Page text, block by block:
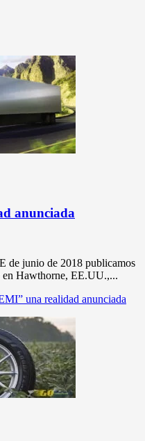
anunciada
de junio de 2018 publicamos
en Hawthorne, EE.UU.,...
una realidad anunciada